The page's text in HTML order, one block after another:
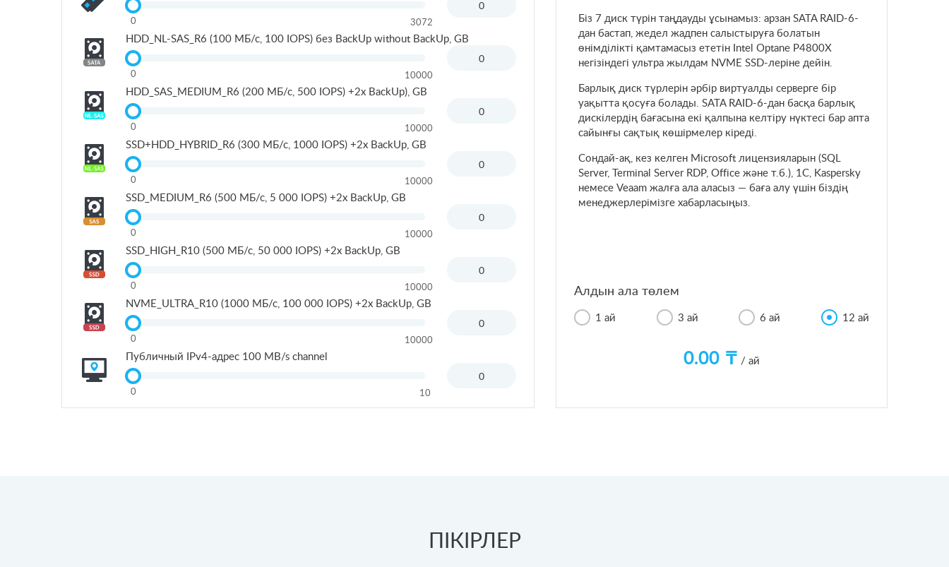
0 3072
HDD_NL-SAS_R6 (100 МБ/с, 100 IOPS) без BackUp without BackUp, GB
0 10000
HDD_SAS_MEDIUM_R6 (200 MБ/с, 500 IOPS) +2x BackUp), GB
0 10000
SSD+HDD_HYBRID_R6 (300 MБ/с, 1000 IOPS) +2x BackUp, GB
0 10000
SSD_MEDIUM_R6 (500 МБ/с, 5 000 IOPS) +2x BackUp, GB
0 10000
SSD_HIGH_R10 (500 МБ/с, 50 000 IOPS) +2x BackUp, GB
0 10000
NVME_ULTRA_R10 (1000 МБ/с, 100 000 IOPS) +2x BackUp, GB
0 10000
Публичный IPv4-адрес 100 MB/s channel
0 10
Біз 7 диск түрін таңдауды ұсынамыз: арзан SATA RAID-6-
дан бастап, жедел жадпен салыстыруға болатын
өнімділікті қамтамасыз ететін Intel Optane P4800X
негізіндегі ультра жылдам NVME SSD-леріне дейін.
Барлық диск түрлерін әрбір виртуалды серверге бір
уақытта қосуға болады. SATA RAID-6-дан басқа барлық
дискілердің бағасына екі қалпына келтіру нүктесі бар апта
сайынғы сақтық көшірмелер кіреді.
Сондай-ақ, кез келген Microsoft лицензияларын (SQL
Server, Terminal Server RDP, Office және т.б.), 1C, Kaspersky
немесе Veaam жалға ала аласыз — баға алу үшін біздің
менеджерлерімізге хабарласыңыз.
Алдын ала төлем
1 ай 3 ай 6 ай 12 ай
0.00 / ай
ПІКІРЛЕР